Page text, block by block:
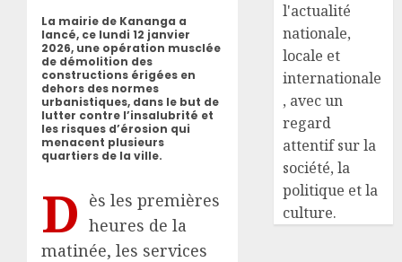
La mairie de Kananga a
lancé, ce lundi 12 janvier
2026, une opération musclée
de démolition des
constructions érigées en
dehors des normes
urbanistiques, dans le but de
lutter contre l’insalubrité et
les risques d’érosion qui
menacent plusieurs
quartiers de la ville.
D ès les premières
heures de la
matinée, les services
l'actualité
nationale,
locale et
internationale
, avec un
regard
attentif sur la
société, la
politique et la
culture.